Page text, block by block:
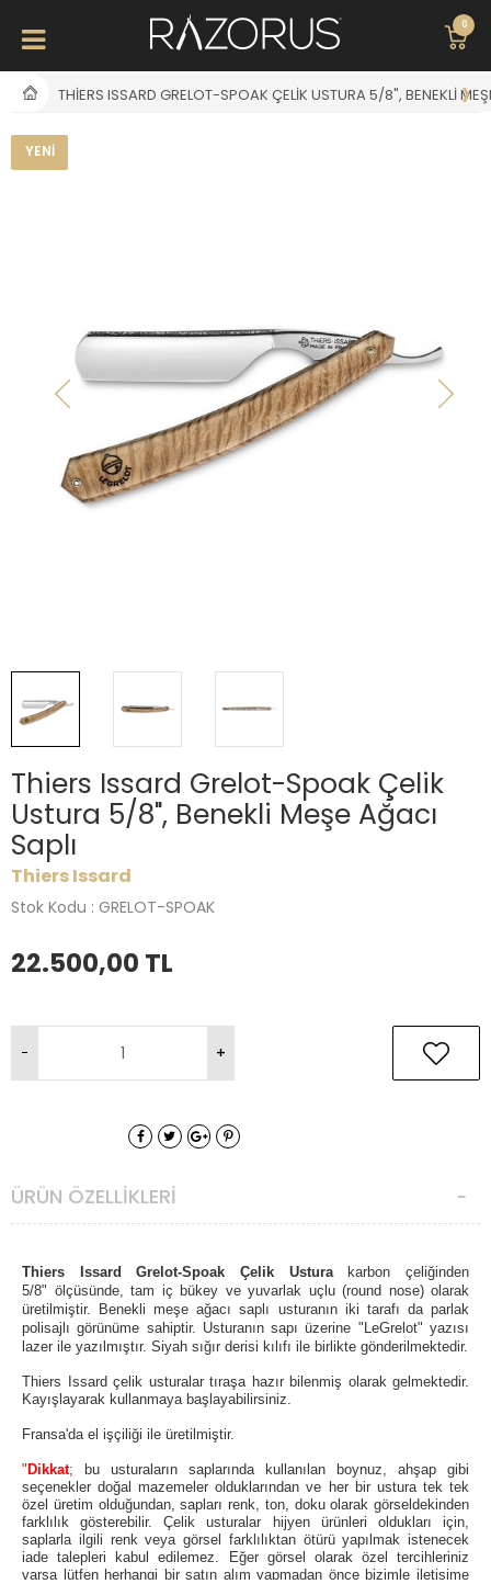
0
THIERS ISSARD GRELOT-SPOAK ÇELIK USTURA 5/8", BENEKLI
YENI
Thiers Issard Grelot-Spoak Çelik
Ustura 5/8", Benekli Meşe Ağacı
Saplı
Thiers Issard
Stok Kodu : GRELOT-SPOAK
22.500,00 TL
ÜRÜN ÖZELLIKLERI
Thiers IssardGrelot-Spoak Çelik Usturakarbon çeliğinden
5/8" ölçüsünde, tam iç bükey ve yuvarlak uçlu (round nose) olarak
üretilmiştir. Benekli meşe ağacı saplı usturanın iki tarafı da parlak
polisajlı görünüme sahiptir. Usturanın sapı üzerine "LeGrelot" yazısı
lazer ile yazılmıştır. Siyah sığır derisi kılıfı ile birlikte gönderilmektedir.
Thiers Issard çelik usturalar tıraşa hazır bilenmiş olarak gelmektedir.
Kayışlayarak kullanmaya başlayabilirsiniz.
Fransa'da el işçiliği ile üretilmiştir.
"Dikkat; bu usturaların saplarında kullanılan boynuz, ahşap gibi
seçenekler doğal mazemeler olduklarından ve her bir ustura tek tek
özel üretim olduğundan, sapları renk, ton, doku olarak görseldekinden
farklılık gösterebilir. Çelik usturalar hijyen ürünleri oldukları için,
saplarla ilgili renk veya görsel farklılıktan ötürü yapılmak istenecek
iade talepleri kabul edilemez. Eğer görsel olarak özel tercihleriniz
varsa lütfen herhangi bir satın alım yapmadan önce bizimle iletişime